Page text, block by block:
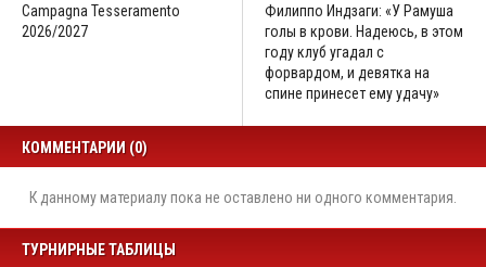
Campagna Tesseramento
2026/2027
Филиппо Индзаги: «У Рамуша
голы в крови. Надеюсь, в этом
году клуб угадал с
форвардом, и девятка на
спине принесет ему удачу»
КОММЕНТАРИИ (0)
К данному материалу пока не оставлено ни одного комментария.
ТУРНИРНЫЕ ТАБЛИЦЫ